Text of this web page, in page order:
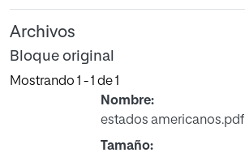
Archivos
Bloque original
Mostrando 1 - 1 de 1
Nombre:
estados americanos.pdf
Tamaño: